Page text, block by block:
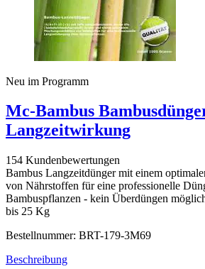
Neu im Programm
Mc-Bambus
Langzeitwirkung
154 Kundenbewertungen
Bambus Langzeitdünger mit einem
von Nährstoffen für eine professionelle
Bambuspflanzen - kein Überdüngen
bis 25 Kg
Bestellnummer: BRT-179-3M69
Beschreibung